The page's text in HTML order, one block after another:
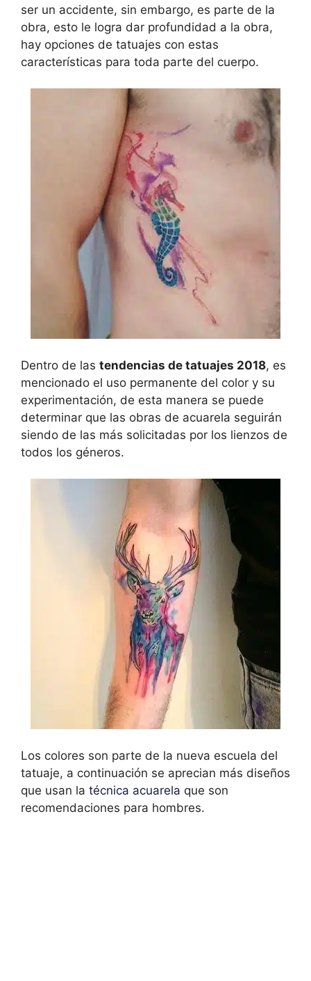
ser un accidente, sin embargo, es parte de la
obra, esto le logra dar profundidad a la obra,
hay opciones de tatuajes con estas
características para toda parte del cuerpo.
Dentro de las tendencias de tatuajes 2018, es
mencionado el uso permanente del color y su
experimentación, de esta manera se puede
determinar que las obras de acuarela seguirán
siendo de las más solicitadas por los lienzos de
todos los géneros.
Los colores son parte de la nueva escuela del
tatuaje, a continuación se aprecian más diseños
que usan la técnica acuarela que son
recomendaciones para hombres.